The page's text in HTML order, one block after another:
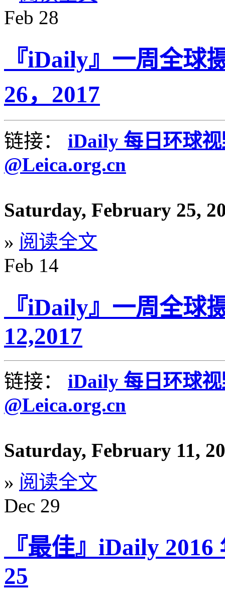
Feb 28
『iDaily』一周全球
26，2017
链接： iDaily 每日环球
@Leica.org.cn
Saturday, February 25,
» 阅读全文
Feb 14
『iDaily』一周全球
12,2017
链接： iDaily 每日环球
@Leica.org.cn
Saturday, February 11,
» 阅读全文
Dec 29
『最佳』iDaily
25